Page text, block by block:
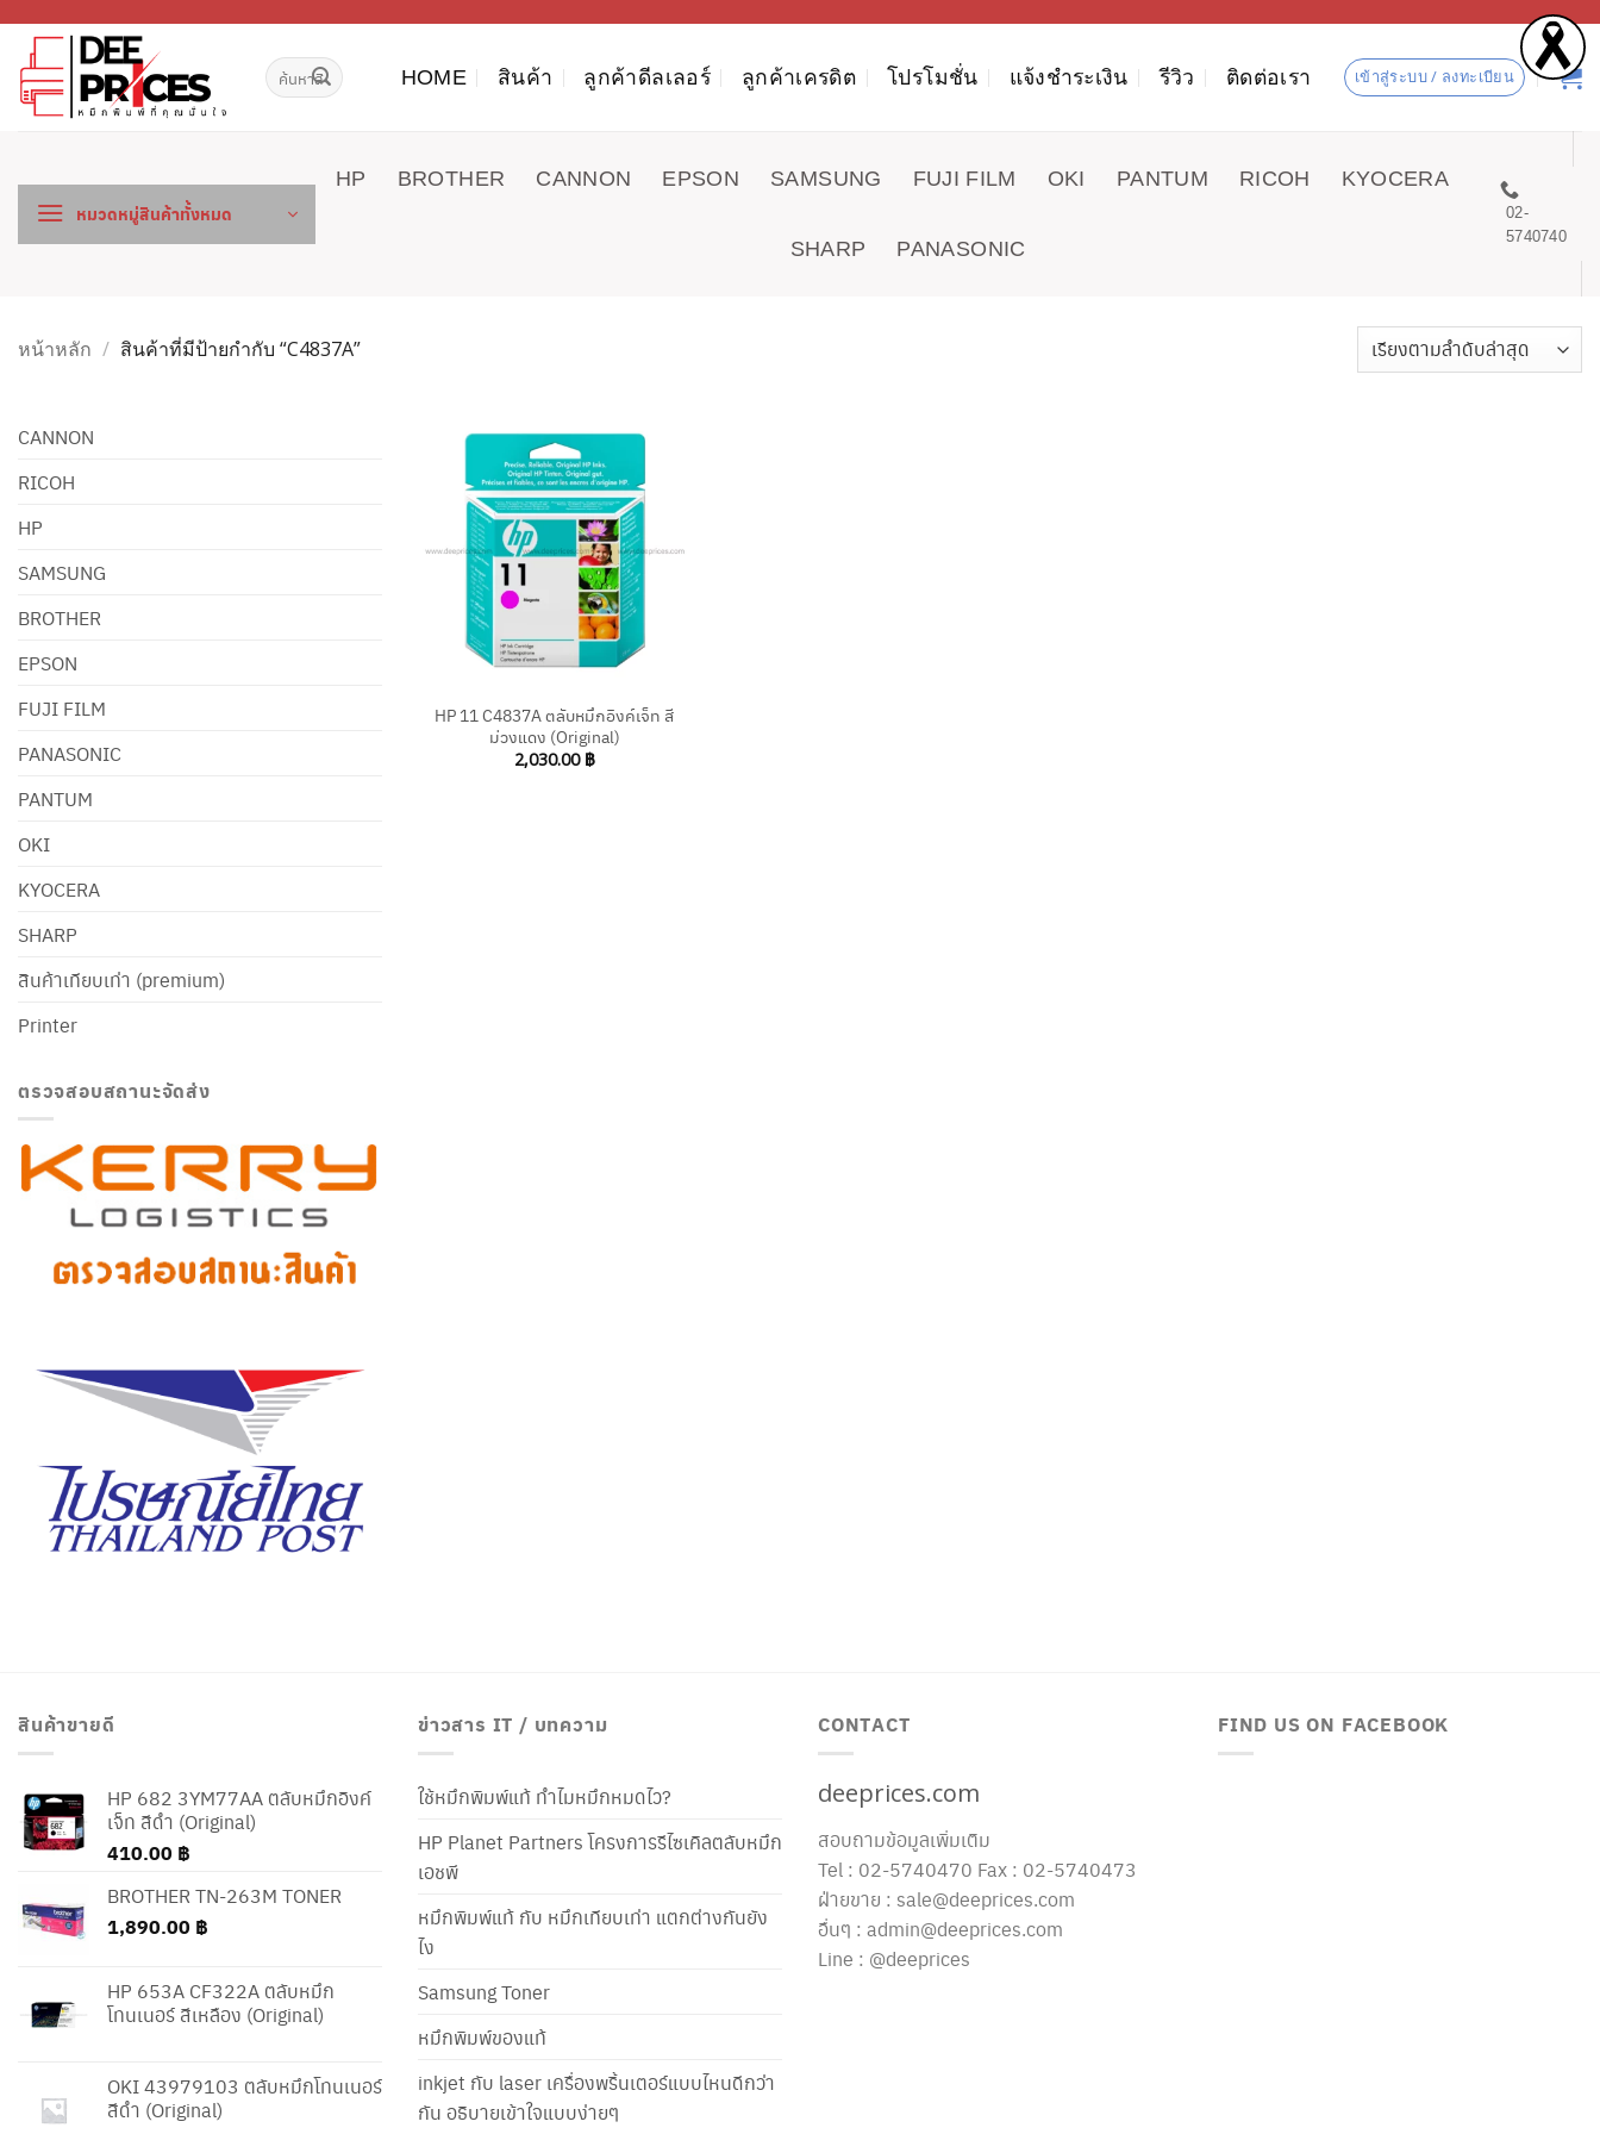
เนื้อหา
ค้นหา: HOME สินค้า ลูกค้าดีลเลอร์ ลูกค้าเครดิต โปรโมชั่น แจ้งชำระเงิน รีวิว ติดต่อเรา เข้าสู่ระบบ / ลงทะเบียน
หมวดหมู่สินค้าทั้งหมด
HP BROTHER CANNON EPSON SAMSUNG FUJI FILM OKI PANTUM RICOH KYOCERA
SHARP PANASONIC
02-
5740740
หน้าหลัก / สินค้าที่มีป้ายกำกับ “C4837A”
CANNON
RICOH
HP
SAMSUNG
BROTHER
EPSON
FUJI FILM
PANASONIC
PANTUM
OKI
KYOCERA
SHARP
สินค้าเทียบเท่า (premium)
Printer
ตรวจสอบสถานะจัดส่ง
HP 11 C4837A ตลับหมึกอิงค์เจ็ท สี
ม่วงแดง (Original)
2,030.00 ฿
สินค้าขายดี
HP 682 3YM77AA ตลับหมึกอิงค์
เจ็ท สีดำ (Original)
410.00 ฿
BROTHER TN-263M TONER
1,890.00 ฿
HP 653A CF322A ตลับหมึก
โทนเนอร์ สีเหลือง (Original)
OKI 43979103 ตลับหมึกโทนเนอร์
สีดำ (Original)
ข่าวสาร IT / บทความ
ใช้หมึกพิมพ์แท้ ทำไมหมึกหมดไว?
HP Planet Partners โครงการรีไซเคิลตลับหมึก
เอชพี
หมึกพิมพ์แท้ กับ หมึกเทียบเท่า แตกต่างกันยัง
ไง
Samsung Toner
หมึกพิมพ์ของแท้
inkjet กับ laser เครื่องพริ้นเตอร์แบบไหนดีกว่า
กัน อธิบายเข้าใจแบบง่ายๆ
CONTACT
deeprices.com
สอบถามข้อมูลเพิ่มเติม
Tel : 02-5740470 Fax : 02-5740473
ฝ่ายขาย : sale@deeprices.com
อื่นๆ : admin@deeprices.com
Line : @deeprices
FIND US ON FACEBOOK